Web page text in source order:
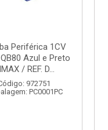
Periférica 1CV
Azul e Preto
/ REF. D...
972751
PC0001PC